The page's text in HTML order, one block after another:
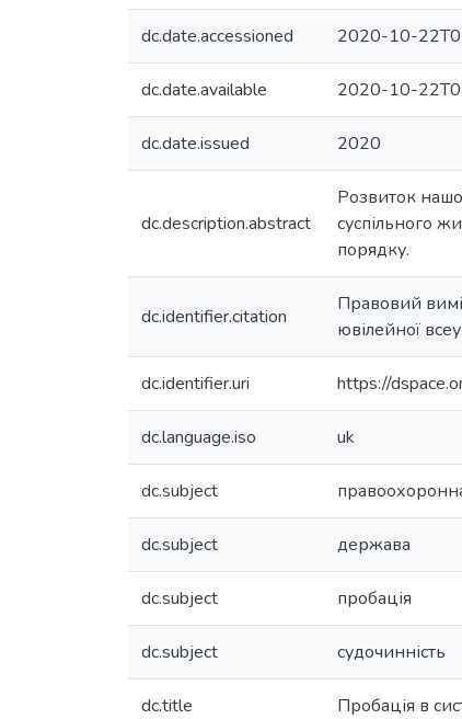
dc.date.accessioned 2020-10-
dc.date.available 2020-10-
dc.date.issued 2020
dc.description.abstract
Розвиток
суспільного
порядку.
dc.identifier.citation
Правовий
ювілейної
dc.identifier.uri https://
dc.language.iso uk
dc.subject
dc.subject держава
dc.subject пробація
dc.subject судочинність
dc.title Пробація в